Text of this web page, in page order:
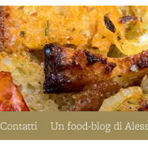
Contatti Un food-blog di